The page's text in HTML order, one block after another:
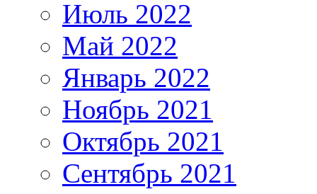
Июль 2022
Май 2022
Январь 2022
Ноябрь 2021
Октябрь 2021
Сентябрь 2021